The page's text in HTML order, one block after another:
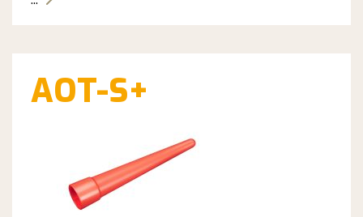
AOT-S+